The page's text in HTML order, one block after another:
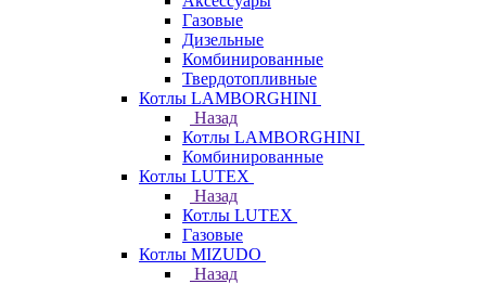
Газовые
Дизельные
Комбинированные
Твердотопливные
Котлы LAMBORGHINI
Назад
Котлы LAMBORGHINI
Комбинированные
Котлы LUTEX
Назад
Котлы LUTEX
Газовые
Котлы MIZUDO
Назад